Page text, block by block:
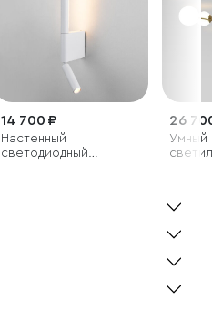
14 700 ₽
Настенный
светодиодный
26
Умный